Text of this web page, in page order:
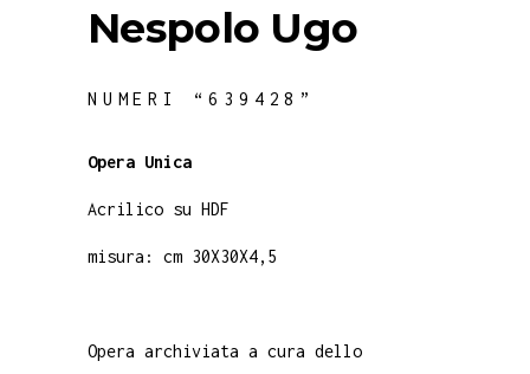
Nespolo Ugo
NUMERI “639428”
Opera Unica
Acrilico su HDF
misura: cm 30X30X4,5
Opera archiviata a cura dello